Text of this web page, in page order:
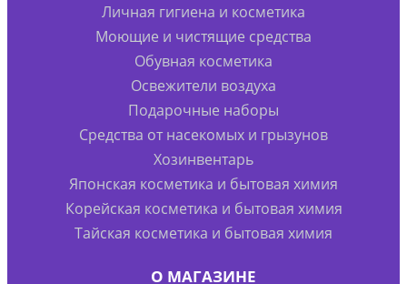
Личная гигиена и косметика
Моющие и чистящие средства
Обувная косметика
Освежители воздуха
Подарочные наборы
Средства от насекомых и грызунов
Хозинвентарь
Японская косметика и бытовая химия
Корейская косметика и бытовая химия
Тайская косметика и бытовая химия
О МАГАЗИНЕ